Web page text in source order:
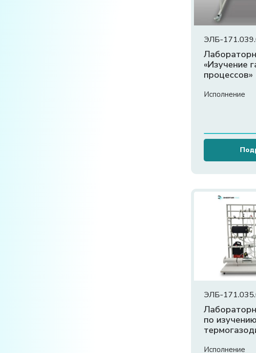
ЭЛБ-
«Изучение
процессов»
Исполнение
ЭЛБ-
по
Исполнение